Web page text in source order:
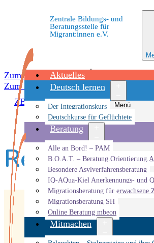
Zum Inhalt springen
Zum Inhalt springen
Zentrale Bildungs- und
Beratungsstelle für
Migrant:innen e.V.
Aktuelles
Deutsch lernen
Menü
Der Integrationskurs
Deutschkurse für Geflüchtete
Beratung
Menü
Alle an Bord! – PAM
B.O.A.T. –
Besondere Asylverfahrensberatung
IQ-AQua-Kiel Anerkennungs- und
Migrationsberatung für erwachsene
Migrationsberatung SH
Online Beratung mbeon
Mitmachen
ZBBS»Veranstaltungen»ZEIK»
Remask